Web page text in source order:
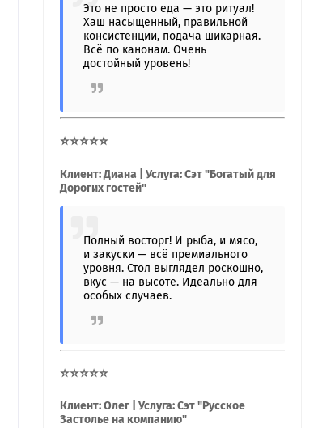
Это не просто еда — это ритуал!
Хаш насыщенный, правильной
консистенции, подача шикарная.
Всё по канонам. Очень
достойный уровень!
⭐⭐⭐⭐⭐
Клиент: Диана | Услуга: Сэт "Богатый для
Дорогих гостей"
Полный восторг! И рыба, и мясо,
и закуски — всё премиального
уровня. Стол выглядел роскошно,
вкус — на высоте. Идеально для
особых случаев.
⭐⭐⭐⭐⭐
Клиент: Олег | Услуга: Сэт "Русское
Застолье на компанию"